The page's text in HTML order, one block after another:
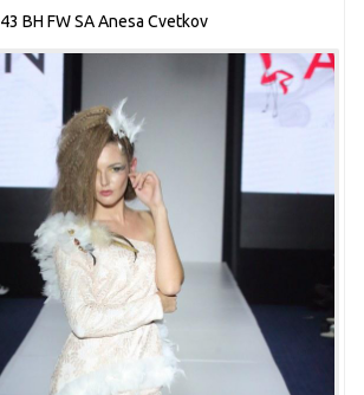
43 BH FW SA Anesa Cvetkov